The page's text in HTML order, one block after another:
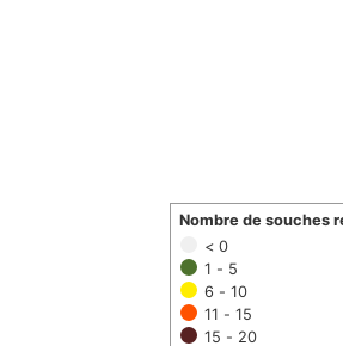
< 0
1 - 5
6 - 10
11 - 15
15 - 20
Nombre de souches